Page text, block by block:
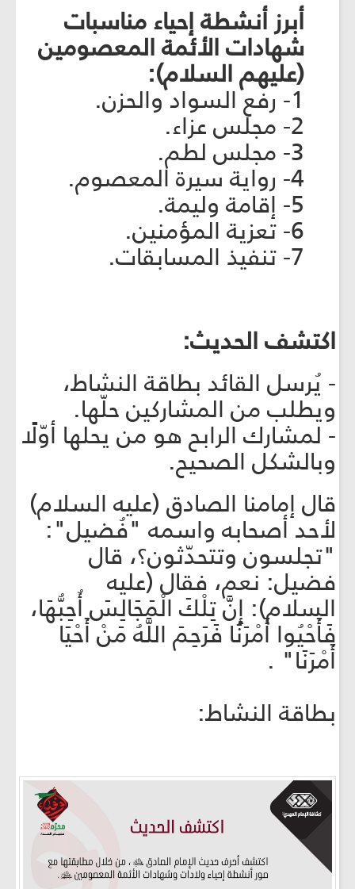
أبرز أنشطة إحياء مناسبات
شهادات الأئمة المعصومين
(عليهم السلام):
1- رفع السواد والحزن.
2- مجلس عزاء.
3- مجلس لطم.
4- رواية سيرة المعصوم.
5- إقامة وليمة.
6- تعزية المؤمنين.
7- تنفيذ المسابقات.
اكتشف الحديث:
- يُرسل القائد بطاقة النشاط،
ويطلب من المشاركين حلّها.
- لمشارك الرابح هو من يحلها أوّلًا
وبالشكل الصحيح.
قال إمامنا الصادق (عليه السلام)
لأحد أصحابه واسمه "فُضيل":
"تجلسون وتتحدّثون؟، قال
فضيل: نعم، فقال (عليه
السلام): إِنَّ تِلْكَ الْمَجَالِسَ أُحِبُّهَا،
فَأَحْيُوا أَمْرَنَا فَرَحِمَ اللَّهُ مَنْ أَحْيَا
أَمْرَنَا" .
بطاقة النشاط: